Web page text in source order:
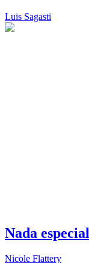
Luis Sagasti
Nada especial
Nicole Flattery